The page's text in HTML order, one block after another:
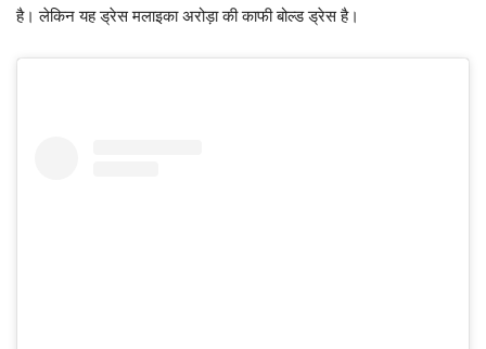
है। लेकिन यह ड्रेस मलाइका अरोड़ा की काफी बोल्ड ड्रेस है।